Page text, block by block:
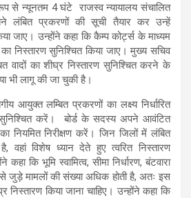
रूप से न्यूनतम 4 घंटे राजस्व न्यायालय संचालित
लंबित प्रकरणों की सूची तैयार कर उन्हें
जाए। उन्होंने कहा कि कैम्प कोर्ट्स के माध्यम
निस्तारण सुनिश्चित किया जाए। मुख्य सचिव
वादों का शीघ्र निस्तारण सुनिश्चित करने के
भी लागू की जा चुकी है।
आयुक्त लम्बित प्रकरणों का लक्ष्य निर्धारित
सुनिश्चित करें। बोर्ड के सदस्य अपने आवंटित
नियमित निरीक्षण करें। जिन जिलों में लंबित
वहां विशेष ध्यान देते हुए त्वरित निस्तारण
कि भूमि स्वामित्व, सीमा निर्धारण, बंटवारा
मामलों की संख्या अधिक होती है, अतः इस
किया जाना चाहिए। उन्होंने कहा कि